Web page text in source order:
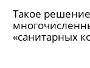
Такое
«санитарных